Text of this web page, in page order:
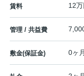
賃料 12万
管理 / 共益費
敷金(保証金) 0ヶ